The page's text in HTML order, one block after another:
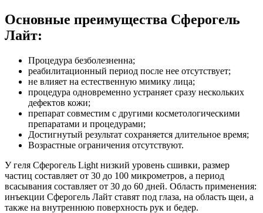
Основные преимущества Сферогель
Лайт:
Процедура безболезненна;
реабилитационный период после нее отсутствует;
не влияет на естественную мимику лица;
процедура одновременно устраняет сразу нескольких
дефектов кожи;
препарат совместим с другими косметологическими
препаратами и процедурами;
Достигнутый результат сохраняется длительное время;
Возрастные ограничения отсутствуют.
У геля Сферогель Light низкий уровень сшивки, размер
частиц составляет от 30 до 100 микрометров, а период
всасывания составляет от 30 до 60 дней. Область применения:
инъекции Сферогель Лайт ставят под глаза, на область щеи, а
также на внутреннюю поверхность рук и бедер.